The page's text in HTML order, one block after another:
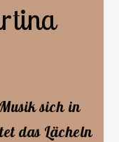
sich in
das Lächeln